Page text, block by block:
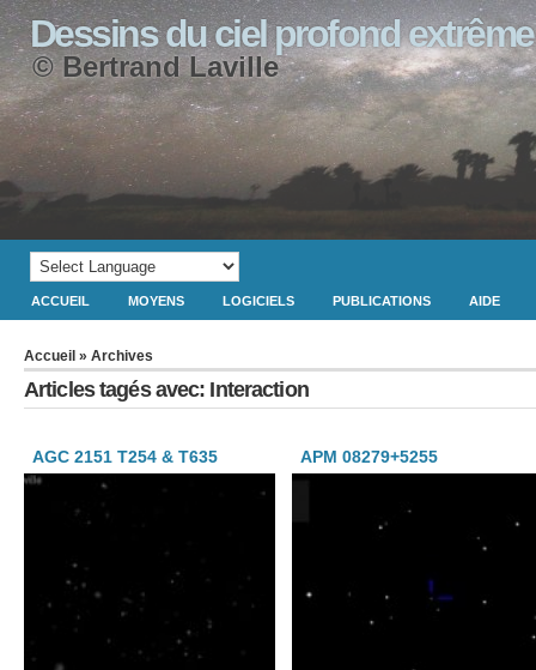
Dessins du ciel profond extrême
© Bertrand Laville
ACCUEIL MOYENS LOGICIELS PUBLICATIONS AIDE
Accueil » Archives
Articles tagés avec: Interaction
AGC 2151 T254 & T635 APM 08279+5255